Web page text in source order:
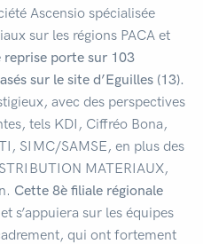
Ascensio spécialisée
sur les régions PACA et
reprise porte sur 103
sur le site d’Eguilles (13).
avec des perspectives
tels KDI, Ciffréo Bona,
SIMC/SAMSE, en plus des
MATERIAUX,
Cette 8è filiale régionale
et s’appuiera sur les équipes
qui ont fortement